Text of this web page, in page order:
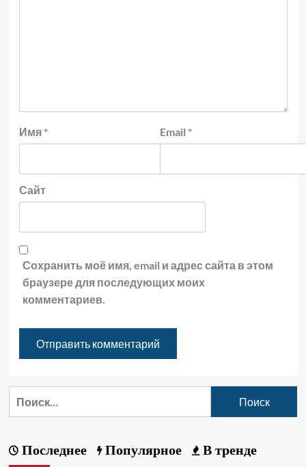
Имя * Email *
Сайт
Сохранить моё имя, email и адрес сайта в этом
браузере для последующих моих
комментариев.
Последнее Популярное В тренде